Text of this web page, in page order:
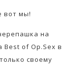
вот мы!
на
Best of Op.Sex в
своему